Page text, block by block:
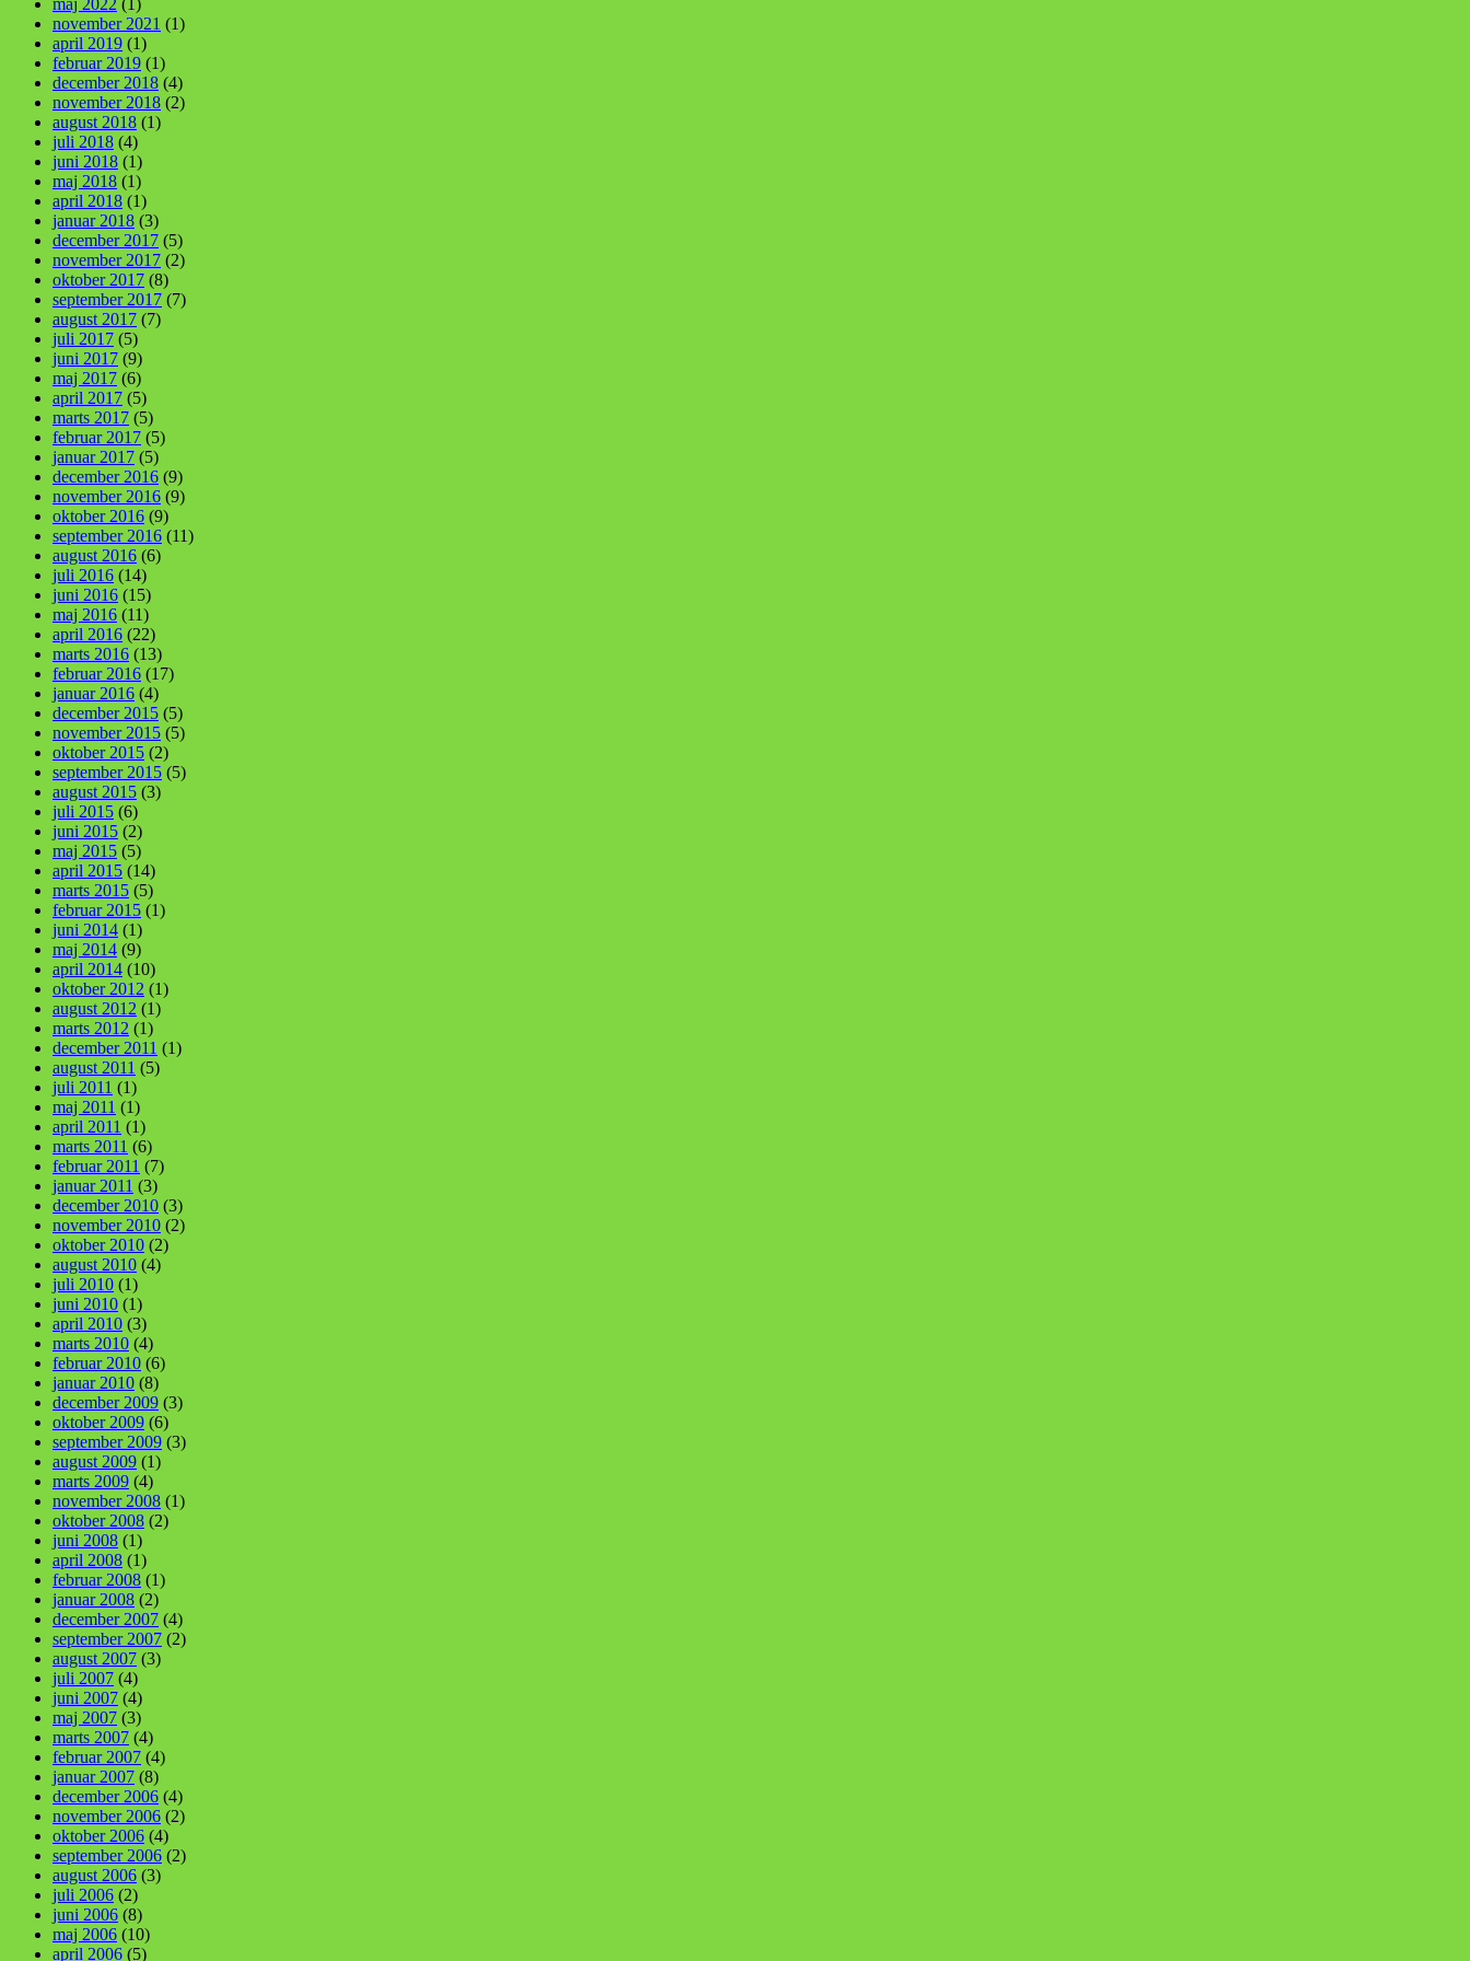
maj 2022 (1)
november 2021 (1)
april 2019 (1)
februar 2019 (1)
december 2018 (4)
november 2018 (2)
august 2018 (1)
juli 2018 (4)
juni 2018 (1)
maj 2018 (1)
april 2018 (1)
januar 2018 (3)
december 2017 (5)
november 2017 (2)
oktober 2017 (8)
september 2017 (7)
august 2017 (7)
juli 2017 (5)
juni 2017 (9)
maj 2017 (6)
april 2017 (5)
marts 2017 (5)
februar 2017 (5)
januar 2017 (5)
december 2016 (9)
november 2016 (9)
oktober 2016 (9)
september 2016 (11)
august 2016 (6)
juli 2016 (14)
juni 2016 (15)
maj 2016 (11)
april 2016 (22)
marts 2016 (13)
februar 2016 (17)
januar 2016 (4)
december 2015 (5)
november 2015 (5)
oktober 2015 (2)
september 2015 (5)
august 2015 (3)
juli 2015 (6)
juni 2015 (2)
maj 2015 (5)
april 2015 (14)
marts 2015 (5)
februar 2015 (1)
juni 2014 (1)
maj 2014 (9)
april 2014 (10)
oktober 2012 (1)
august 2012 (1)
marts 2012 (1)
december 2011 (1)
august 2011 (5)
juli 2011 (1)
maj 2011 (1)
april 2011 (1)
marts 2011 (6)
februar 2011 (7)
januar 2011 (3)
december 2010 (3)
november 2010 (2)
oktober 2010 (2)
august 2010 (4)
juli 2010 (1)
juni 2010 (1)
april 2010 (3)
marts 2010 (4)
februar 2010 (6)
januar 2010 (8)
december 2009 (3)
oktober 2009 (6)
september 2009 (3)
august 2009 (1)
marts 2009 (4)
november 2008 (1)
oktober 2008 (2)
juni 2008 (1)
april 2008 (1)
februar 2008 (1)
januar 2008 (2)
december 2007 (4)
september 2007 (2)
august 2007 (3)
juli 2007 (4)
juni 2007 (4)
maj 2007 (3)
marts 2007 (4)
februar 2007 (4)
januar 2007 (8)
december 2006 (4)
november 2006 (2)
oktober 2006 (4)
september 2006 (2)
august 2006 (3)
juli 2006 (2)
juni 2006 (8)
maj 2006 (10)
april 2006 (5)